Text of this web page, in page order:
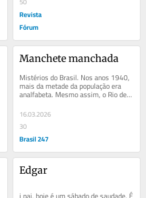
Revista
Fórum
Manchete manchada
Mistérios do Brasil. Nos anos 1940,
mais da metade da população era
analfabeta. Mesmo assim, o Rio de
Janeiro, a capital federal naquele
tempo,...
16.03.2026
30
Brasil 247
Edgar